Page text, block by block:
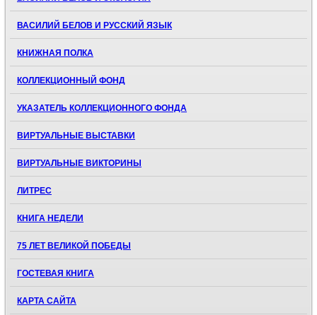
ВАСИЛИЙ БЕЛОВ И РУССКИЙ ЯЗЫК
КНИЖНАЯ ПОЛКА
КОЛЛЕКЦИОННЫЙ ФОНД
УКАЗАТЕЛЬ КОЛЛЕКЦИОННОГО ФОНДА
ВИРТУАЛЬНЫЕ ВЫСТАВКИ
ВИРТУАЛЬНЫЕ ВИКТОРИНЫ
ЛИТРЕС
КНИГА НЕДЕЛИ
75 ЛЕТ ВЕЛИКОЙ ПОБЕДЫ
ГОСТЕВАЯ КНИГА
КАРТА САЙТА